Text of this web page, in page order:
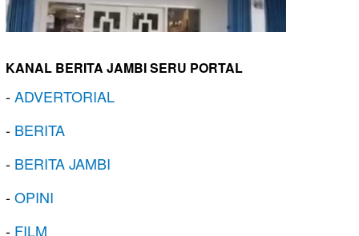
KANAL BERITA JAMBI SERU PORTAL
-ADVERTORIAL
- BERITA
- BERITA JAMBI
-OPINI
- FILM